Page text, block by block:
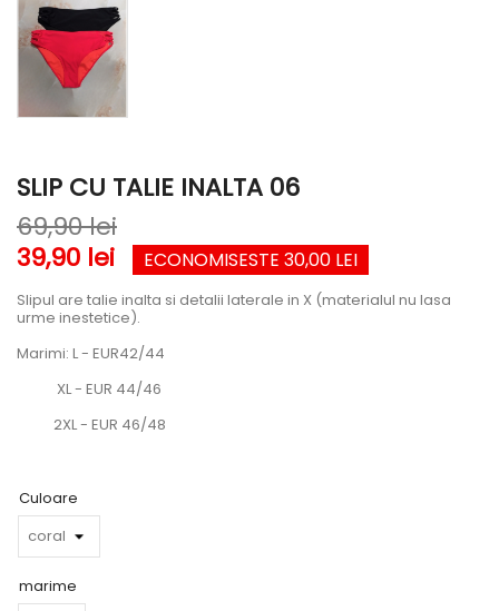
SLIP CU TALIE INALTA 06
69,90 lei
39,90 lei
ECONOMISESTE 30,00 LEI
Slipul are talie inalta si detalii laterale in X (materialul nu lasa
urme inestetice).
Marimi: L - EUR42/44
XL - EUR 44/46
2XL - EUR 46/48
Culoare
marime